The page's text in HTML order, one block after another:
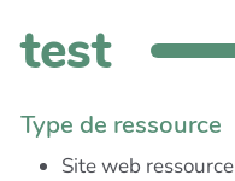
test
Type de ressource
Site web ressource